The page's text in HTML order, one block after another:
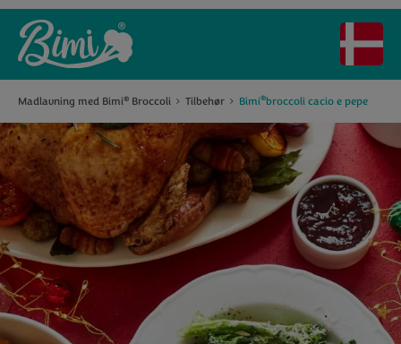
Madlavning med Bimi® Broccoli Tilbehør Bimi®broccoli cacio e pepe